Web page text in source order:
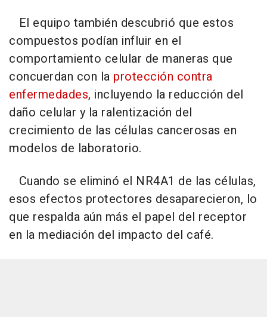
El equipo también descubrió que estos
compuestos podían influir en el
comportamiento celular de maneras que
concuerdan con la protección contra
enfermedades, incluyendo la reducción del
daño celular y la ralentización del
crecimiento de las células cancerosas en
modelos de laboratorio.
Cuando se eliminó el NR4A1 de las células,
esos efectos protectores desaparecieron, lo
que respalda aún más el papel del receptor
en la mediación del impacto del café.